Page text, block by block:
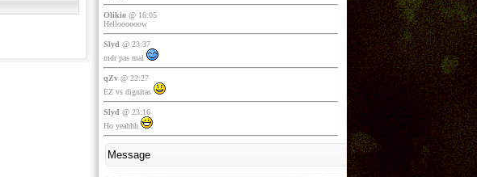
Olikio@ 16:05
Helloooooow
Slyd @ 23:37
mdr pas mal
qZv@ 22:27
EZ vs dignitas
Slyd @ 23:16
Ho yeahhh